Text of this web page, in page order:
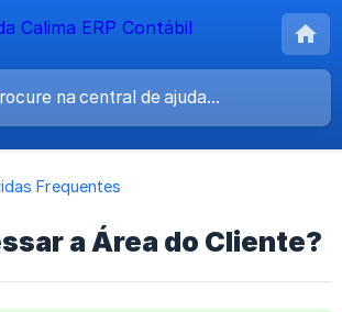
Frequentes
a Área do Cliente?